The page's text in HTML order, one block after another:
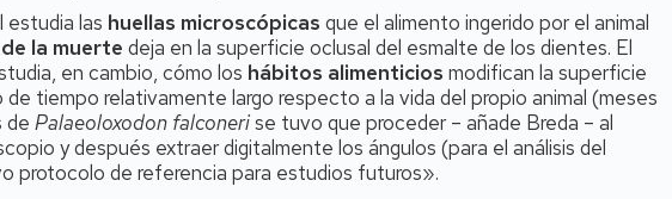
estudia las huellas microscópicas que el alimento ingerido por el animal
la muerte deja en la superficie oclusal del esmalte de los dientes. El
en cambio, cómo los hábitos alimenticios modifican la superficie
tiempo relativamente largo respecto a la vida del propio animal (meses
de Palaeoloxodon falconerise tuvo que proceder – añade Breda – al
y después extraer digitalmente los ángulos (para el análisis del
protocolo de referencia para estudios futuros».